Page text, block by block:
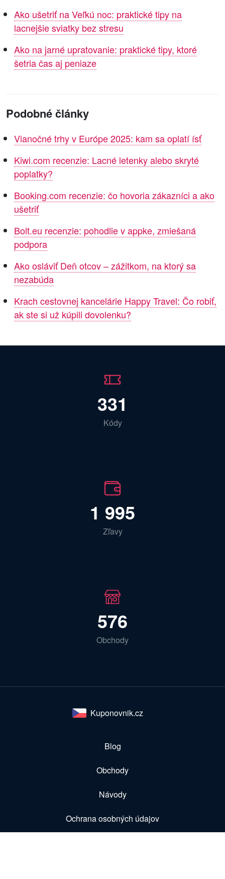
Ako ušetriť na Veľkú noc: praktické tipy na
lacnejšie sviatky bez stresu
Ako na jarné upratovanie: praktické tipy, ktoré
šetria čas aj peniaze
Podobné články
Vianočné trhy v Európe 2025: kam sa oplatí ísť
Kiwi.com recenzie: Lacné letenky alebo skryté
poplatky?
Booking.com recenzie: čo hovoria zákazníci a ako
ušetriť
Bolt.eu recenzie: pohodlie v appke, zmiešaná
podpora
Ako osláviť Deň otcov – zážitkom, na ktorý sa
nezabúda
Krach cestovnej kancelárie Happy Travel: Čo robiť,
ak ste si už kúpili dovolenku?
331
Kódy
1 995
Zľavy
576
Obchody
Kuponovnik.cz
Blog
Obchody
Návody
Ochrana osobných údajov